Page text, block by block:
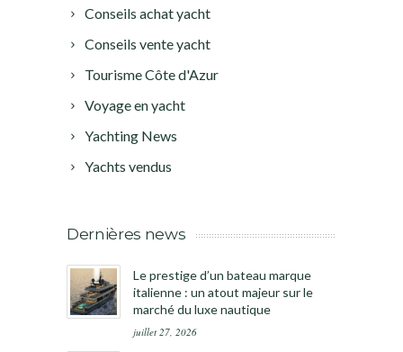
Conseils achat yacht
Conseils vente yacht
Tourisme Côte d'Azur
Voyage en yacht
Yachting News
Yachts vendus
Dernières news
Le prestige d’un bateau marque
italienne : un atout majeur sur le
marché du luxe nautique
juillet 27, 2026